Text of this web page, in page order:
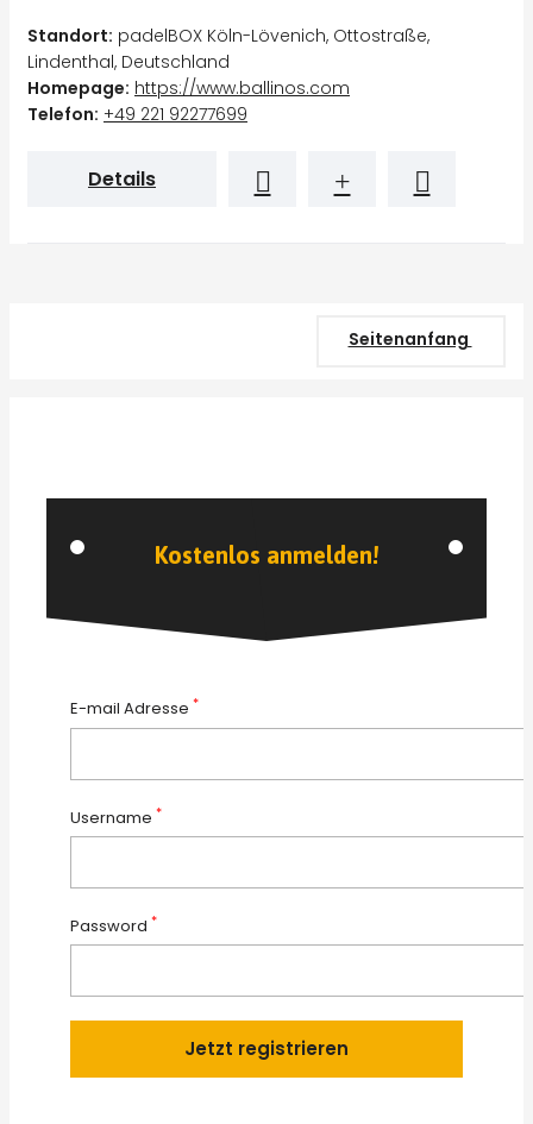
Standort: padelBOX Köln-Lövenich, Ottostraße,
Lindenthal, Deutschland
Homepage: https://www.ballinos.com
Telefon: +49 221 92277699
Details
Seitenanfang
Kostenlos anmelden!
E-mail Adresse *
Username *
Password *
Jetzt registrieren